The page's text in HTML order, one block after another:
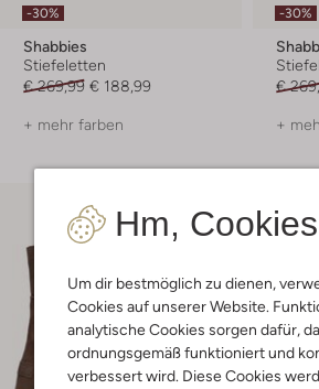
Hm,
Um dir bestmöglich zu dienen,
Cookies auf unserer Website.
analytische Cookies sorgen dafür,
ordnungsgemäß funktioniert und
verbessert wird. Diese Cookies
-30%
Shabbies
Stiefeletten
€ 269,99 € 188,99
+ mehr farben
-30%
€
+